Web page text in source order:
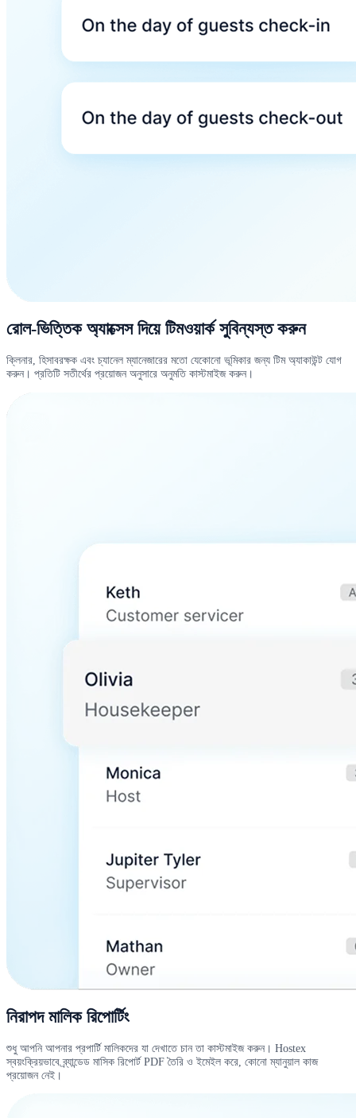
রোল-ভিত্তিক অ্যাক্সেস দিয়ে টিমওয়ার্ক সুবিন্যস্ত করুন
ক্লিনার, হিসাবরক্ষক এবং চ্যানেল ম্যানেজারের মতো যেকোনো ভূমিকার জন্য টিম অ্যাকাউন্ট যোগ
করুন। প্রতিটি সতীর্থের প্রয়োজন অনুসারে অনুমতি কাস্টমাইজ করুন।
নিরাপদ মালিক রিপোর্টিং
শুধু আপনি আপনার প্রপার্টি মালিকদের যা দেখাতে চান তা কাস্টমাইজ করুন। Hostex
স্বয়ংক্রিয়ভাবে ব্র্যান্ডেড মাসিক রিপোর্ট PDF তৈরি ও ইমেইল করে, কোনো ম্যানুয়াল কাজ
প্রয়োজন নেই।